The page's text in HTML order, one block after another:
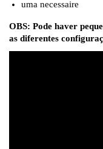
uma necessaire
OBS: Pode haver
as diferentes